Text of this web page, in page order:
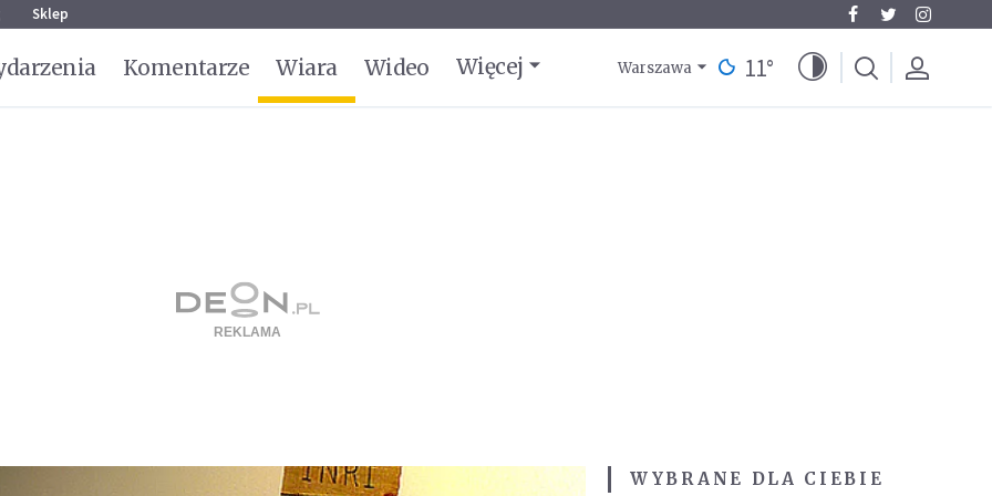
Sklep
Komentarze Wiara Wideo Więcej Warszawa 11°
WYBRANE DLA CIEBIE